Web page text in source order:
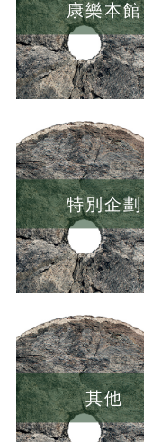
康樂本館
特別企劃
其他